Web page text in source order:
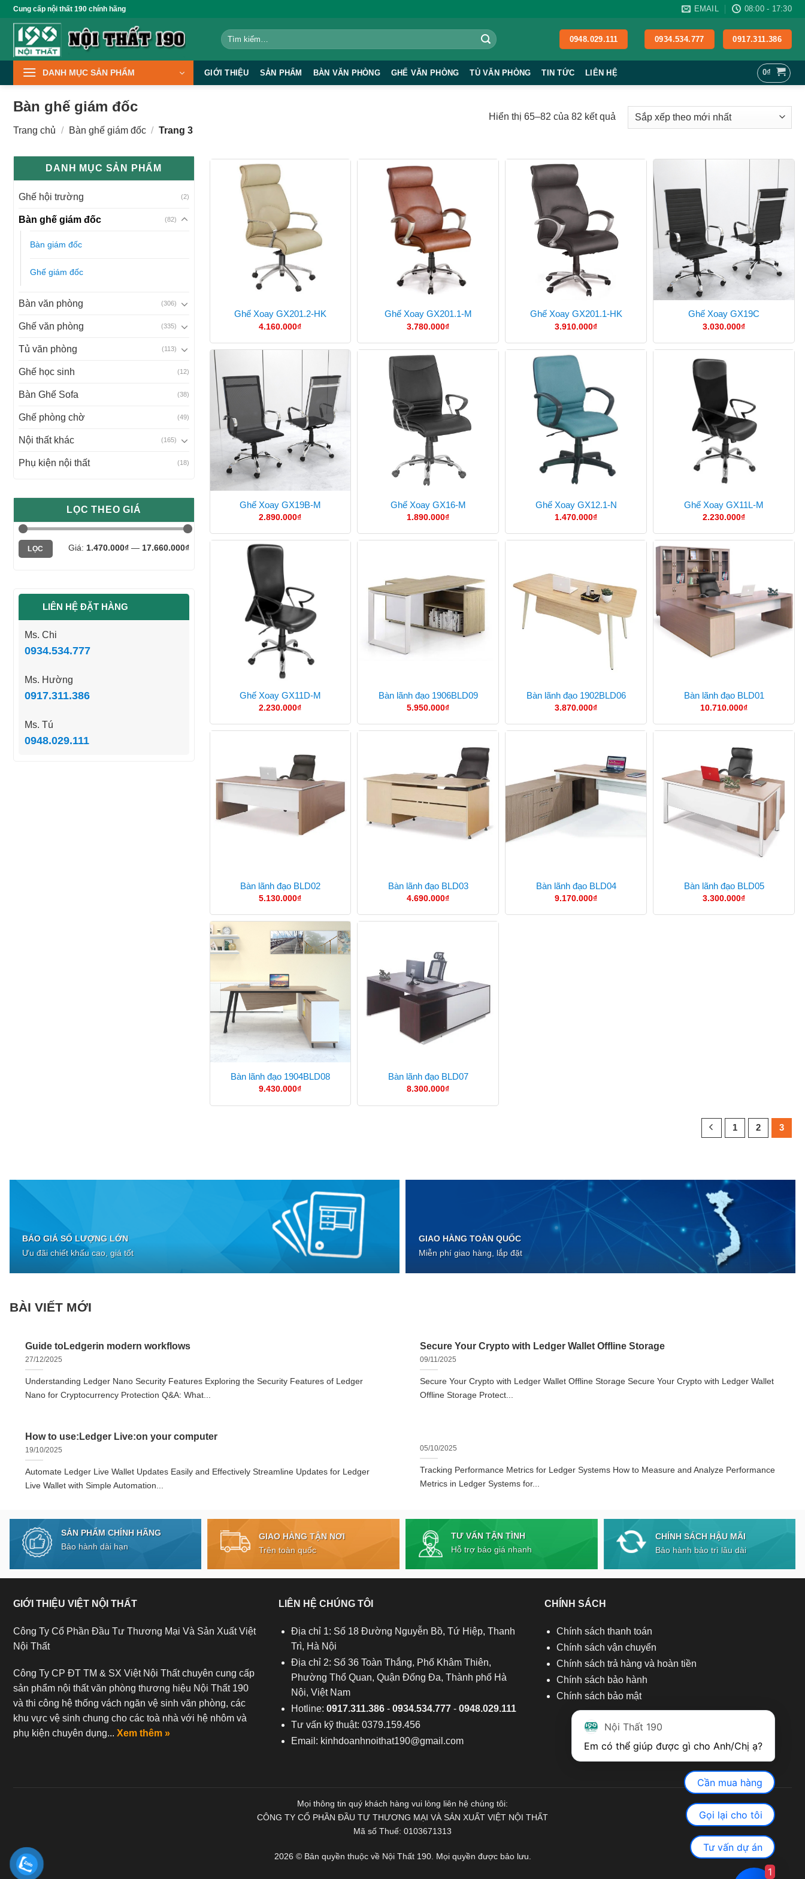
qua
dung
Cung cấp nội thất 190 chính hãng EMAIL 08:00 - 17:30
Tìm
kiếm:
0948.029.111 0934.534.777 0917.311.386
DANH MỤC SẢN PHẨM GIỚI THIỆU SẢN PHẨM BÀN VĂN PHÒNG GHẾ VĂN PHÒNG TỦ VĂN PHÒNG TIN TỨC LIÊN HỆ 0₫
Bàn ghế giám đốc
Trang chủ / Bàn ghế giám đốc / Trang 3
Hiển thị 65–82 của 82 kết quảĐã
sắp
theo
DANH MỤC SẢN PHẨM
Ghế hội trường (2)
Bàn ghế giám đốc (82)
Bàn giám đốc
Ghế giám đốc
Bàn văn phòng (306)
Ghế văn phòng (335)
Tủ văn phòng (113)
Ghế học sinh (12)
Bàn Ghế Sofa (38)
Ghế phòng chờ (49)
Nội thất khác (165)
Phụ kiện nội thất (18)
LỌC THEO GIÁ
Giá
tối
Giá
tối
LỌC Giá: 1.470.000₫— 17.660.000₫
LIÊN HỆ ĐẶT HÀNG
Ms. Chi
0934.534.777
Ms. Hường
0917.311.386
Ms. Tú
0948.029.111
Ghế Xoay GX201.2-HK
4.160.000₫
Ghế Xoay GX201.1-M
3.780.000₫
Ghế Xoay GX201.1-HK
3.910.000₫
Ghế Xoay GX19C
3.030.000₫
Ghế Xoay GX19B-M
2.890.000₫
Ghế Xoay GX16-M
1.890.000₫
Ghế Xoay GX12.1-N
1.470.000₫
Ghế Xoay GX11L-M
2.230.000₫
Ghế Xoay GX11D-M
2.230.000₫
Bàn lãnh đạo 1906BLD09
5.950.000₫
Bàn lãnh đạo 1902BLD06
3.870.000₫
Bàn lãnh đạo BLD01
10.710.000₫
Bàn lãnh đạo BLD02
5.130.000₫
Bàn lãnh đạo BLD03
4.690.000₫
Bàn lãnh đạo BLD04
9.170.000₫
Bàn lãnh đạo BLD05
3.300.000₫
Bàn lãnh đạo 1904BLD08
9.430.000₫
Bàn lãnh đạo BLD07
8.300.000₫
1 2 3
BÁO GIÁ SỐ LƯỢNG LỚN
Ưu đãi chiết khấu cao, giá tốt
GIAO HÀNG TOÀN QUỐC
Miễn phí giao hàng, lắp đặt
BÀI VIẾT MỚI
Guide toLedgerin modern workflows
27/12/2025
Understanding Ledger Nano Security Features Exploring the Security Features of Ledger
Nano for Cryptocurrency Protection Q&A: What...
Secure Your Crypto with Ledger Wallet Offline Storage
09/11/2025
Secure Your Crypto with Ledger Wallet Offline Storage Secure Your Crypto with Ledger Wallet
Offline Storage Protect...
How to use:Ledger Live:on your computer
19/10/2025
Automate Ledger Live Wallet Updates Easily and Effectively Streamline Updates for Ledger
Live Wallet with Simple Automation...
05/10/2025
Tracking Performance Metrics for Ledger Systems How to Measure and Analyze Performance
Metrics in Ledger Systems for...
SẢN PHẨM CHÍNH HÃNG
Bảo hành dài hạn
GIAO HÀNG TẬN NƠI
Trên toàn quốc
TƯ VẤN TẬN TÌNH
Hỗ trợ báo giá nhanh
CHÍNH SÁCH HẬU MÃI
Bảo hành bảo trì lâu dài
GIỚI THIỆU VIỆT NỘI THẤT
Công Ty Cổ Phần Đầu Tư Thương Mại Và Sản Xuất Việt
Nội Thất
Công Ty CP ĐT TM & SX Việt Nội Thất chuyên cung cấp
sản phẩm nội thất văn phòng thương hiệu Nội Thất 190
và thi công hệ thống vách ngăn vệ sinh văn phòng, các
khu vực vệ sinh chung cho các toà nhà với hệ nhôm và
phụ kiện chuyên dụng... Xem thêm »
LIÊN HỆ CHÚNG TÔI
Địa chỉ 1: Số 18 Đường Nguyễn Bồ, Tứ Hiệp, Thanh
Trì, Hà Nội
Địa chỉ 2: Số 36 Toàn Thắng, Phố Khâm Thiên,
Phường Thổ Quan, Quận Đống Đa, Thành phố Hà
Nội, Việt Nam
Hotline:0917.311.386 -0934.534.777 -0948.029.111
Tư vấn kỹ thuật: 0379.159.456
Email: kinhdoanhnoithat190@gmail.com
CHÍNH SÁCH
Chính sách thanh toán
Chính sách vận chuyển
Chính sách trả hàng và hoàn tiền
Chính sách bảo hành
Chính sách bảo mật
Mọi thông tin quý khách hàng vui lòng liên hệ chúng tôi:
CÔNG TY CỔ PHẦN ĐẦU TƯ THƯƠNG MẠI VÀ SẢN XUẤT VIỆT NỘI THẤT
Mã số Thuế: 0103671313
2026 © Bản quyền thuộc về Nội Thất 190. Mọi quyền được bảo lưu.
Nội Thất 190
Cần mua hàng
Gọi lại cho tôi
Tư vấn dự án
1